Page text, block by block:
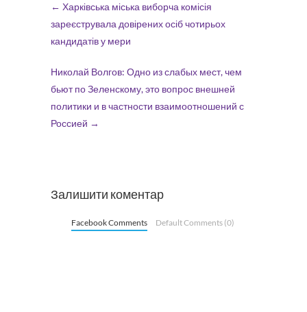
← Харківська міська виборча комісія
зареєструвала довірених осіб чотирьох
кандидатів у мери
Николай Волгов: Одно из слабых мест, чем
бьют по Зеленскому, это вопрос внешней
политики и в частности взаимоотношений с
Россией →
Залишити коментар
Facebook Comments Default Comments (0)